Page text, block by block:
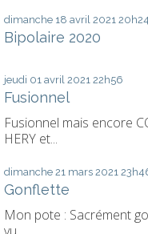
dimanche 18 avril 2021 20h24
Bipolaire 2020
jeudi 01 avril 2021 22h56
Fusionnel
Fusionnel mais encore
HERY et...
dimanche 21 mars 2021
Gonflette
Mon pote : Sacrément